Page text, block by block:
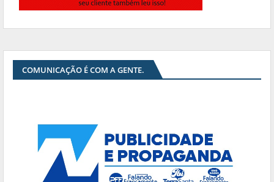
COMUNICAÇÃO É COM A GENTE.